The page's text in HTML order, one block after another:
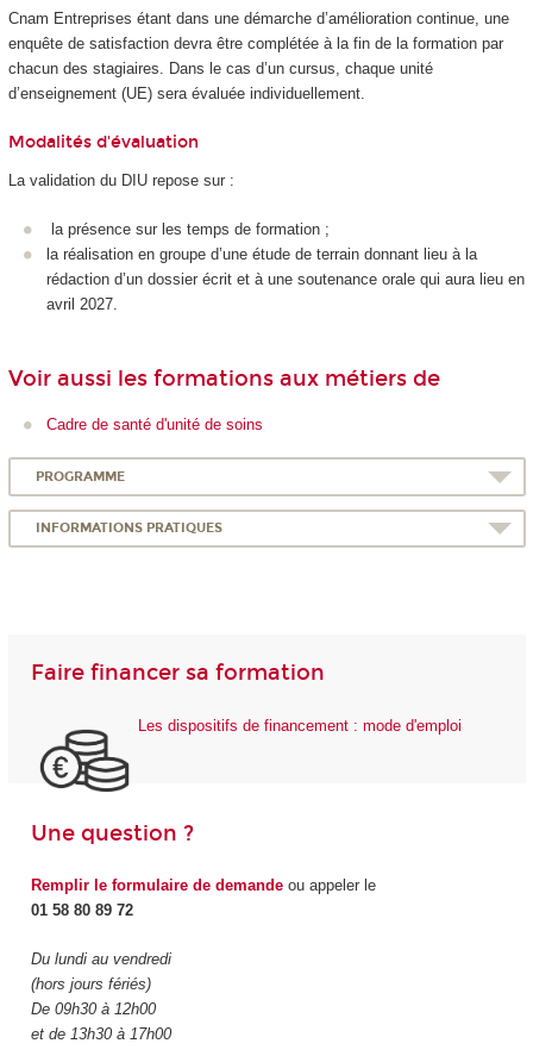
Cnam Entreprises étant dans une démarche d’amélioration continue, une
enquête de satisfaction devra être complétée à la fin de la formation par
chacun des stagiaires. Dans le cas d’un cursus, chaque unité
d’enseignement (UE) sera évaluée individuellement.
Modalités d'évaluation
La validation du DIU repose sur :
la présence sur les temps de formation ;
la réalisation en groupe d’une étude de terrain donnant lieu à la
rédaction d’un dossier écrit et à une soutenance orale qui aura lieu en
avril 2027.
Voir aussi les formations aux métiers de
Cadre de santé d'unité de soins
PROGRAMME
INFORMATIONS PRATIQUES
Faire financer sa formation
Les dispositifs de financement : mode d'emploi
Une question ?
Remplir le formulaire de demandeou appeler le
01 58 80 89 72
Du lundi au vendredi
(hors jours fériés)
De 09h30 à 12h00
et de 13h30 à 17h00